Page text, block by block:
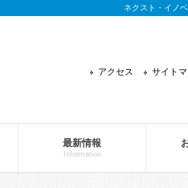
ネクスト・イノ
アクセス サイト
最新情報
Information